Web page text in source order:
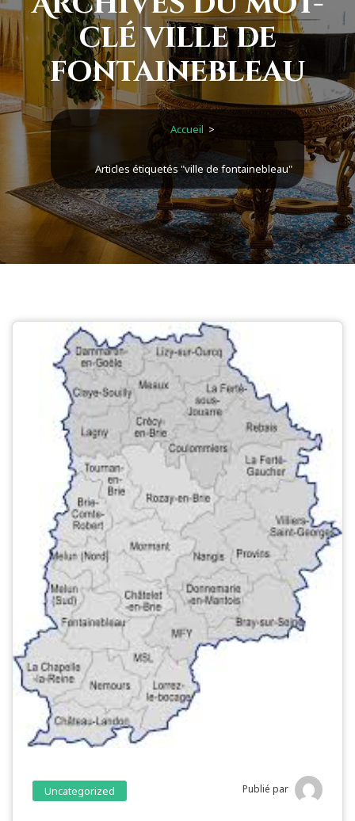
clé ville de
fontainebleau
Accueil >
Articles étiquetés "ville de fontainebleau"
Uncategorized Publié par